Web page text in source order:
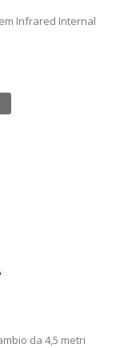
Infrared Internal
da 4,5 metri